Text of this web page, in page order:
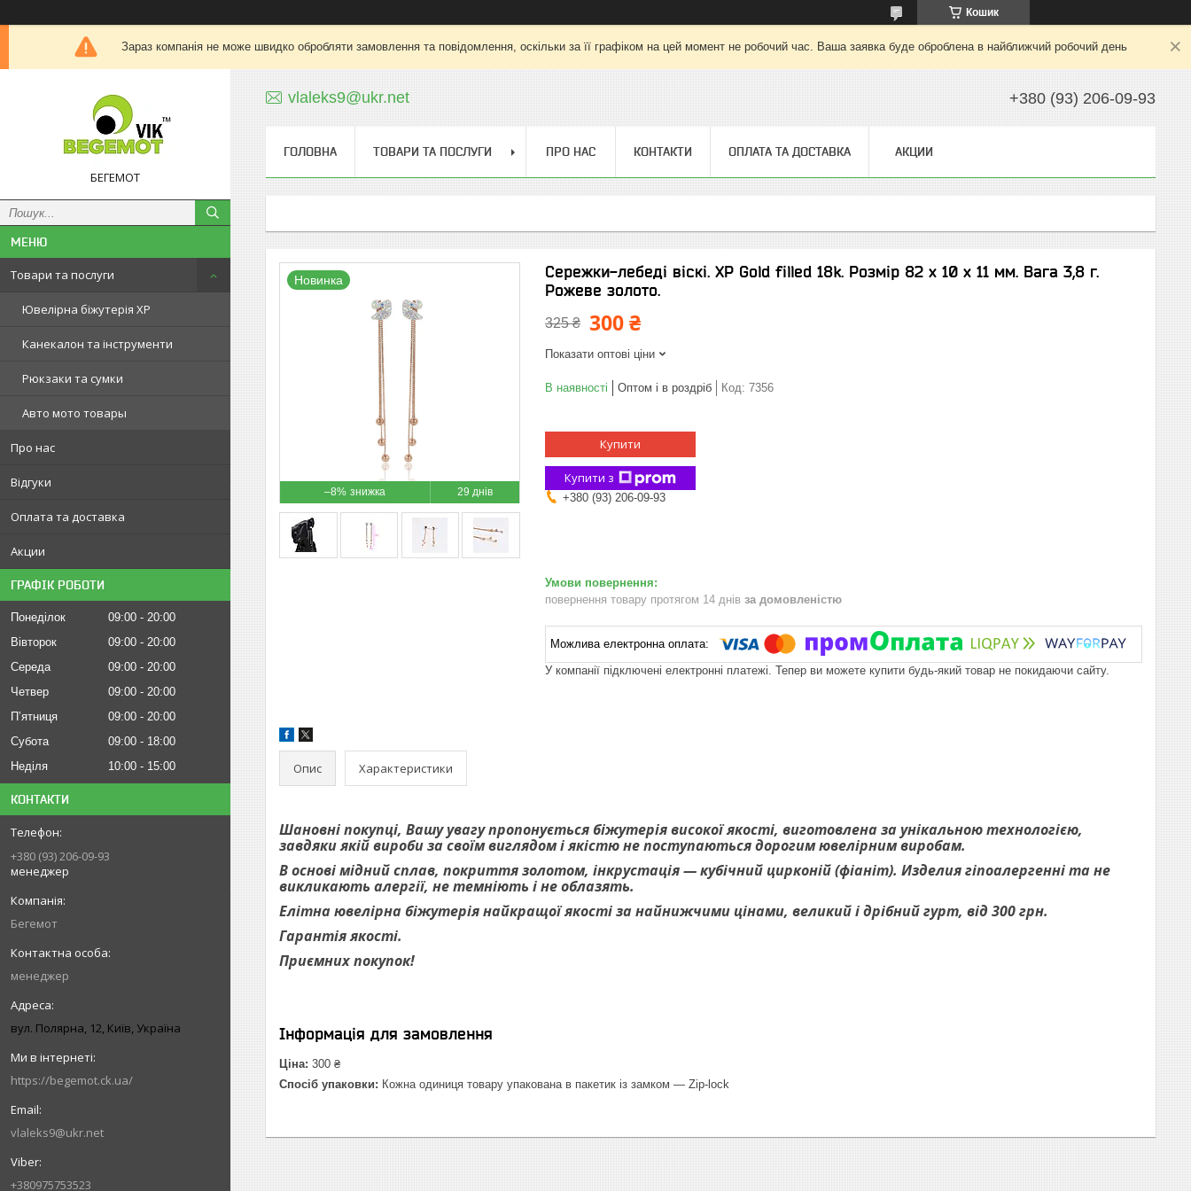
Кошик
Зараз компанія не може швидко обробляти замовлення та повідомлення, оскільки за її графіком на цей момент не робочий час. Ваша заявка буде оброблена в найближчий робочий день
БЕГЕМОТ
Товари та послуги
Ювелірна біжутерія XP
Канекалон та інструменти
Рюкзаки та сумки
Авто мото товары
Про нас
Відгуки
Оплата та доставка
Акции
ГРАФІК РОБОТИ
Понеділок 09:00
20:00
Вівторок
09:00
20:00
Середа
09:00
20:00
Четвер
09:00
20:00
Пʼятниця
09:00
20:00
Субота
09:00
18:00
Неділя
10:00 15:00
КОНТАКТИ
+380 (93) 206-09-93
менеджер
Бегемот
менеджер
вул. Полярна, 12, Київ, Україна
https://begemot.ck.ua/
vlaleks9@ukr.net
+380975753523
vlaleks9@ukr.net +380 (93) 206-09-93
ГОЛОВНА ТОВАРИ ТА ПОСЛУГИ ПРО НАС КОНТАКТИ ОПЛАТА ТА ДОСТАВКА АКЦИИ
–8% 29 днів
Новинка
Сережки-лебеді віскі. ХР Gold filled 18k. Розмір 82 х 10 х 11 мм. Вага 3,8 г.
Рожеве золото.
325 ₴ 300 ₴
Показати оптові ціни
В наявності Оптом і в роздріб Код: 7356
Купити
Купити з
+380 (93) 206-09-93
повернення товару протягом 14 днів за домовленістю
У компанії підключені електронні платежі. Тепер ви можете купити будь-який товар не покидаючи сайту.
Опис Характеристики
Шановні покупці, Вашу увагу пропонується біжутерія високої якості, виготовлена за унікальною технологією,
завдяки якій вироби за своїм виглядом і якістю не поступаються дорогим ювелірним виробам.
В основі мідний сплав, покриття золотом, інкрустація — кубічний цирконій (фіаніт). Изделия гіпоалергенні та не
викликають алергії, не темніють і не облазять.
Елітна ювелірна біжутерія найкращої якості за найнижчими цінами, великий і дрібний гурт, від 300 грн.
Гарантія якості.
Приємних покупок!
Інформація для замовлення
Ціна: 300 ₴
Спосіб упаковки: Кожна одиниця товару упакована в пакетик із замком — Zip-lock